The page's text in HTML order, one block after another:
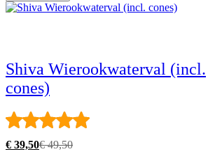
Shiva Wierookwaterval (incl.
cones)
Rated
5.00
out
5
€49,50
Oorspronkelijke
€ 39,50
Huidige